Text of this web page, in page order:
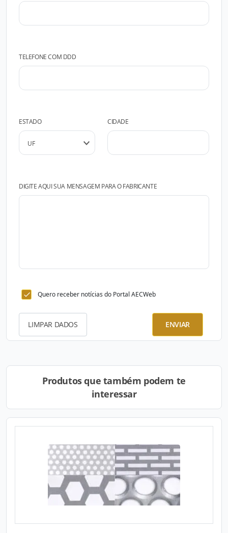
TELEFONE COM DDD
ESTADO CIDADE
DIGITE AQUI SUA MENSAGEM PARA O FABRICANTE
Quero receber notícias do Portal AECWeb
LIMPAR DADOS ENVIAR
Produtos que também podem te
interessar